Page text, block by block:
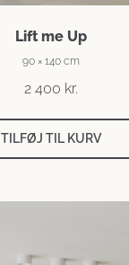
Lift me Up
90 × 140 cm
2 400 kr.
TILFØJ TIL KURV